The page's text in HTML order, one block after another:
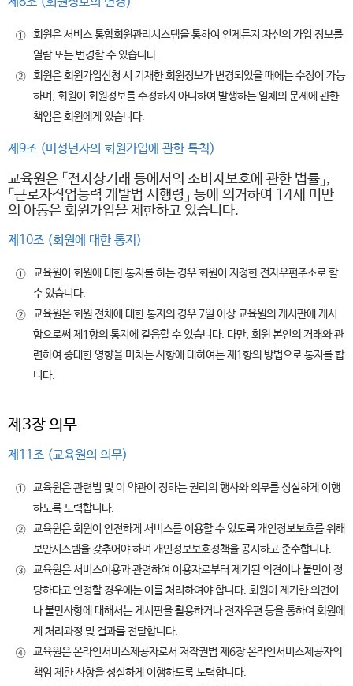
①
회원은 서비스 통합회원관리시스템을 통하여 언제든지 자신의 가입 정보를
열람 또는 변경할 수 있습니다.
②
회원은 회원가입신청 시 기재한 회원정보가 변경되었을 때에는 수정이 가능
하며, 회원이 회원정보를 수정하지 아니하여 발생하는 일체의 문제에 관한
책임은 회원에게 있습니다.
제9조 (미성년자의 회원가입에 관한 특칙)
교육원은 「전자상거래 등에서의 소비자보호에 관한 법률」,
「근로자직업능력 개발법 시행령」 등에 의거하여 14세 미만
의 아동은 회원가입을 제한하고 있습니다.
제10조 (회원에 대한 통지)
①
교육원이 회원에 대한 통지를 하는 경우 회원이 지정한 전자우편주소로 할
수 있습니다.
②
교육원은 회원 전체에 대한 통지의 경우 7일 이상 교육원의 게시판에 게시
함으로써 제1항의 통지에 갈음할 수 있습니다. 다만, 회원 본인의 거래와 관
련하여 중대한 영향을 미치는 사항에 대하여는 제1항의 방법으로 통지를 합
니다.
제3장 의무
제11조 (교육원의 의무)
①
교육원은 관련법 및 이 약관이 정하는 권리의 행사와 의무를 성실하게 이행
하도록 노력합니다.
②
교육원은 회원이 안전하게 서비스를 이용할 수 있도록 개인정보보호를 위해
보안시스템을 갖추어야 하며 개인정보보호정책을 공시하고 준수합니다.
③
교육원은 서비스이용과 관련하여 이용자로부터 제기된 의견이나 불만이 정
당하다고 인정할 경우에는 이를 처리하여야 합니다. 회원이 제기한 의견이
나 불만사항에 대해서는 게시판을 활용하거나 전자우편 등을 통하여 회원에
게 처리과정 및 결과를 전달합니다.
④
교육원은 온라인서비스제공자로서 저작권법 제6장 온라인서비스제공자의
책임 제한 사항을 성실하게 이행하도록 노력합니다.